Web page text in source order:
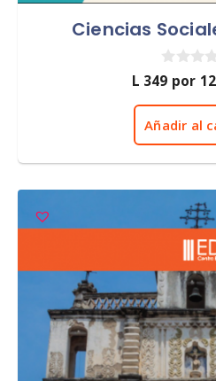
Ciencias
0
d
e
L 349 por
Añadir al